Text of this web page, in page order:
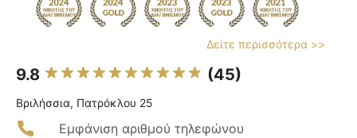
Δείτε περισσότερα >>
9.8 (45)
Βριλήσσια, Πατρόκλου 25
Εμφάνιση αριθμού τηλεφώνου